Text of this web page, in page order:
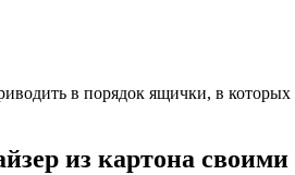
в порядок ящички, в которых
из картона